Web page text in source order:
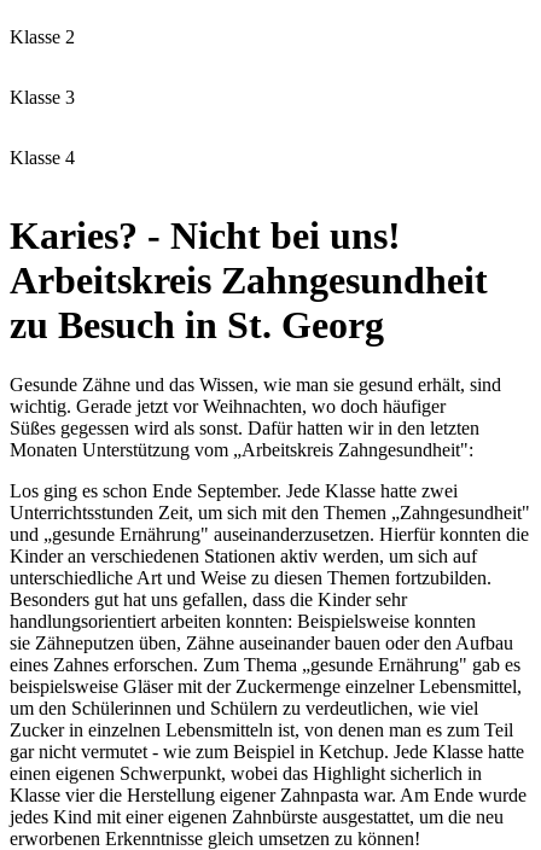
Klasse 2
Klasse 3
Klasse 4
Karies? - Nicht bei uns!
Arbeitskreis Zahngesundheit
zu Besuch in St. Georg
Gesunde Zähne und das Wissen, wie man sie gesund erhält, sind
wichtig. Gerade jetzt vor Weihnachten, wo doch häufiger
Süßes gegessen wird als sonst. Dafür hatten wir in den letzten
Monaten Unterstützung vom „Arbeitskreis Zahngesundheit":
Los ging es schon Ende September. Jede Klasse hatte zwei
Unterrichtsstunden Zeit, um sich mit den Themen „Zahngesundheit"
und „gesunde Ernährung" auseinanderzusetzen. Hierfür konnten die
Kinder an verschiedenen Stationen aktiv werden, um sich auf
unterschiedliche Art und Weise zu diesen Themen fortzubilden.
Besonders gut hat uns gefallen, dass die Kinder sehr
handlungsorientiert arbeiten konnten: Beispielsweise konnten
sie Zähneputzen üben, Zähne auseinander bauen oder den Aufbau
eines Zahnes erforschen. Zum Thema „gesunde Ernährung" gab es
beispielsweise Gläser mit der Zuckermenge einzelner Lebensmittel,
um den Schülerinnen und Schülern zu verdeutlichen, wie viel
Zucker in einzelnen Lebensmitteln ist, von denen man es zum Teil
gar nicht vermutet - wie zum Beispiel in Ketchup. Jede Klasse hatte
einen eigenen Schwerpunkt, wobei das Highlight sicherlich in
Klasse vier die Herstellung eigener Zahnpasta war. Am Ende wurde
jedes Kind mit einer eigenen Zahnbürste ausgestattet, um die neu
erworbenen Erkenntnisse gleich umsetzen zu können!